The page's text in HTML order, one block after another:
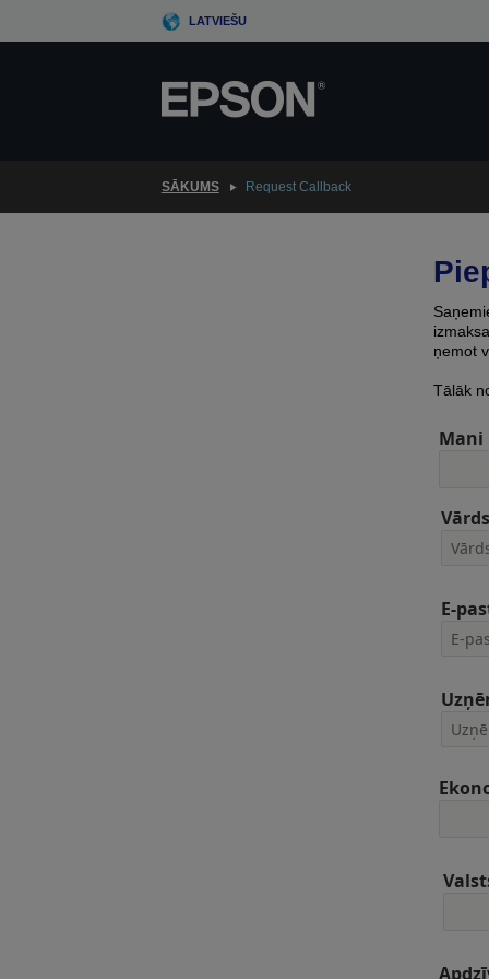
to
LATVIEŠU
SĀKUMS Request Callback
ņemot
Tālāk
Mani
Vārds
E-